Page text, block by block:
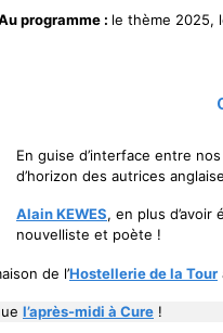
programme : le thème 2025,
En guise d’interface entre
d’horizon des autrices
Alain KEWES, en plus
nouvelliste et poète !
de l’Hostellerie de la Tour
l’après-midi à Cure !